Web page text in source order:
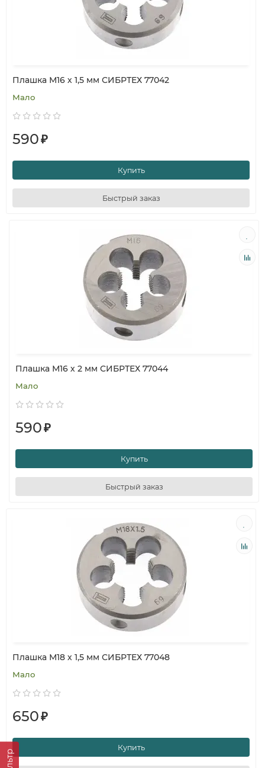
Плашка М16 х 1,5 мм СИБРТЕХ 77042
Мало
590₽
Купить
Быстрый заказ
Плашка М16 х 2 мм СИБРТЕХ 77044
Мало
590₽
Купить
Быстрый заказ
Плашка М18 х 1,5 мм СИБРТЕХ 77048
Мало
650₽
Купить